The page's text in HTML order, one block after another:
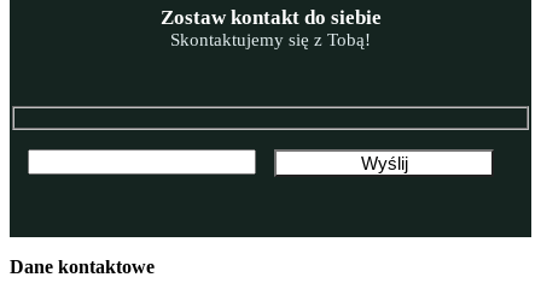
Zostaw kontakt do siebie
Skontaktujemy się z Tobą!
Dane kontaktowe